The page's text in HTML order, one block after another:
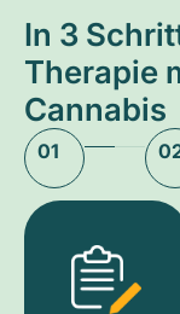
In 3
Therapie
Cannabis
01